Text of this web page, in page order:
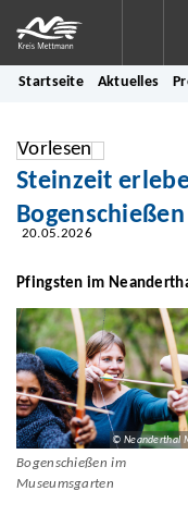
Startseite Aktuelles
Vorlesen
Steinzeit
20.05.2026
Pfingsten im
© Neanderthal
Bogenschießen im
Museumsgarten